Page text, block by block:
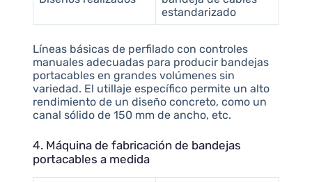
estandarizado
Líneas básicas de perfilado con controles
manuales adecuadas para producir bandejas
portacables en grandes volúmenes sin
variedad. El utillaje específico permite un alto
rendimiento de un diseño concreto, como un
canal sólido de 150 mm de ancho, etc.
4. Máquina de fabricación de bandejas
portacables a medida